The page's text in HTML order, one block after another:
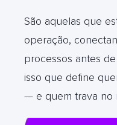
São aquelas que
operação,
processos antes
isso que define
— e quem trava no